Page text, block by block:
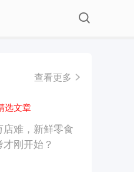
查看更多
选文章
难，新鲜零食
刚开始？